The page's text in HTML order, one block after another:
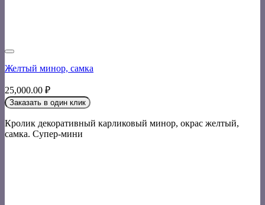
Желтый минор, самка
25,000.00 ₽
Заказать в один клик
Кролик декоративный карликовый минор, окрас желтый,
самка. Супер-мини